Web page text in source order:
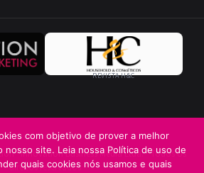
REVISTA H&C
· Innovation Business Media Ltda. · Todos os
direitos reservados
com objetivo de prover a melhor
nosso site. Leia nossa Política de uso de
quais cookies nós usamos e quais